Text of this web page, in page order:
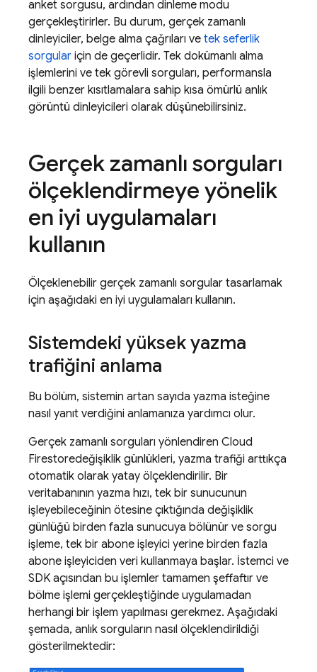
anket sorgusu, ardından dinleme modu
gerçekleştirirler. Bu durum, gerçek zamanlı
dinleyiciler, belge alma çağrıları ve tek seferlik
sorgular için de geçerlidir. Tek dokümanlı alma
işlemlerini ve tek görevli sorguları, performansla
ilgili benzer kısıtlamalara sahip kısa ömürlü anlık
görüntü dinleyicileri olarak düşünebilirsiniz.
Gerçek zamanlı sorguları
ölçeklendirmeye yönelik
en iyi uygulamaları
kullanın
Ölçeklenebilir gerçek zamanlı sorgular tasarlamak
için aşağıdaki en iyi uygulamaları kullanın.
Sistemdeki yüksek yazma
trafiğini anlama
Bu bölüm, sistemin artan sayıda yazma isteğine
nasıl yanıt verdiğini anlamanıza yardımcı olur.
Gerçek zamanlı sorguları yönlendiren Cloud
Firestoredeğişiklik günlükleri, yazma trafiği arttıkça
otomatik olarak yatay ölçeklendirilir. Bir
veritabanının yazma hızı, tek bir sunucunun
işleyebileceğinin ötesine çıktığında değişiklik
günlüğü birden fazla sunucuya bölünür ve sorgu
işleme, tek bir abone işleyici yerine birden fazla
abone işleyiciden veri kullanmaya başlar. İstemci ve
SDK açısından bu işlemler tamamen şeffaftır ve
bölme işlemi gerçekleştiğinde uygulamadan
herhangi bir işlem yapılması gerekmez. Aşağıdaki
şemada, anlık sorguların nasıl ölçeklendirildiği
gösterilmektedir: